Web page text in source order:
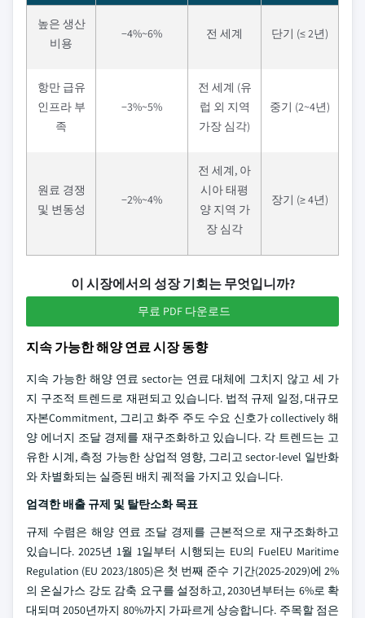
높은 생산
비용
−4%~6% 전 세계 단기 (≤ 2년)
항만 급유
인프라 부
족
−3%~5%
전 세계 (유
럽 외 지역
가장 심각)
중기 (2~4년)
원료 경쟁
및 변동성
−2%~4%
전 세계, 아
시아 태평
양 지역 가
장 심각
장기 (≥ 4년)
이 시장에서의 성장 기회는 무엇입니까?
무료 PDF 다운로드
지속 가능한 해양 연료 시장 동향
지속 가능한 해양 연료 sector는 연료 대체에 그치지 않고 세 가
지 구조적 트렌드로 재편되고 있습니다. 법적 규제 일정, 대규모
자본Commitment, 그리고 화주 주도 수요 신호가 collectively 해
양 에너지 조달 경제를 재구조화하고 있습니다. 각 트렌드는 고
유한 시계, 측정 가능한 상업적 영향, 그리고 sector-level 일반화
와 차별화되는 실증된 배치 궤적을 가지고 있습니다.
엄격한 배출 규제 및 탈탄소화 목표
규제 수렴은 해양 연료 조달 경제를 근본적으로 재구조화하고
있습니다. 2025년 1월 1일부터 시행되는 EU의 FuelEU Maritime
Regulation (EU 2023/1805)은 첫 번째 준수 기간(2025-2029)에 2%
의 온실가스 강도 감축 요구를 설정하고, 2030년부터는 6%로 확
대되며 2050년까지 80%까지 가파르게 상승합니다. 주목할 점은